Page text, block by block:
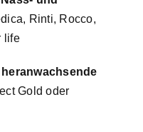
Rinti, Rocco,
life
Gold oder